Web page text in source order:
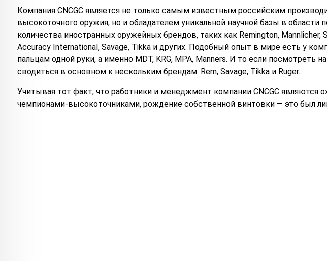
Компания CNCGC является не только самым известным российским
высокоточного оружия, но и обладателем уникальной научной базы в области
количества иностранных оружейных брендов, таких как Remington, Mannlicher,
Accuracy International, Savage, Tikka и других. Подобный опыт в мире есть у
пальцам одной руки, а именно MDT, KRG, MPA, Manners. И то если посмотреть
сводиться в основном к нескольким брендам: Rem, Savage, Tikka и Ruger.
Учитывая тот факт, что работники и менеджмент компании CNCGC являются
чемпионами-высокоточниками, рождение собственной винтовки — это был